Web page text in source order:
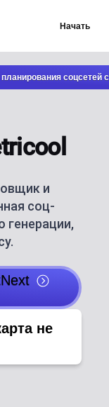
Начать
соцсетей
и
соц-
генерации,
не